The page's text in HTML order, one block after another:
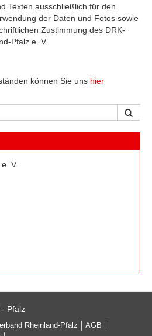
Texten ausschließlich für den
der Daten und Fotos sowie
Zustimmung des DRK-
Pfalz e. V.
können Sie uns hier
V.
Pfalz
Rheinland-Pfalz
AGB